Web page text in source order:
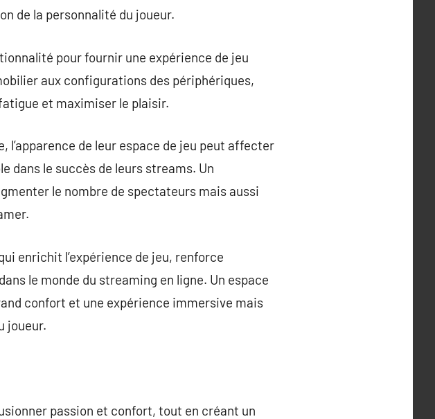
de la personnalité du joueur.
pour fournir une expérience de jeu
aux configurations des périphériques,
et maximiser le plaisir.
l’apparence de leur espace de jeu peut affecter
dans le succès de leurs streams. Un
le nombre de spectateurs mais aussi
enrichit l’expérience de jeu, renforce
le monde du streaming en ligne. Un espace
confort et une expérience immersive mais
joueur.
passion et confort, tout en créant un